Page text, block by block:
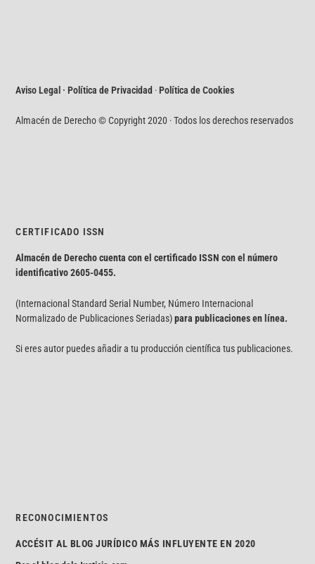
Aviso Legal · Política de Privacidad ·Política de Cookies
Almacén de Derecho © Copyright 2020 · Todos los derechos reservados
CERTIFICADO ISSN
Almacén de Derecho cuenta con el certificado ISSN con el número
identificativo2605-0455.
(Internacional Standard Serial Number, Número Internacional
Normalizado de Publicaciones Seriadas)para publicaciones en línea.
Si eres autor puedes añadir a tu producción científica tus publicaciones.
RECONOCIMIENTOS
ACCÉSIT AL BLOG JURÍDICO MÁS INFLUYENTE EN 2020